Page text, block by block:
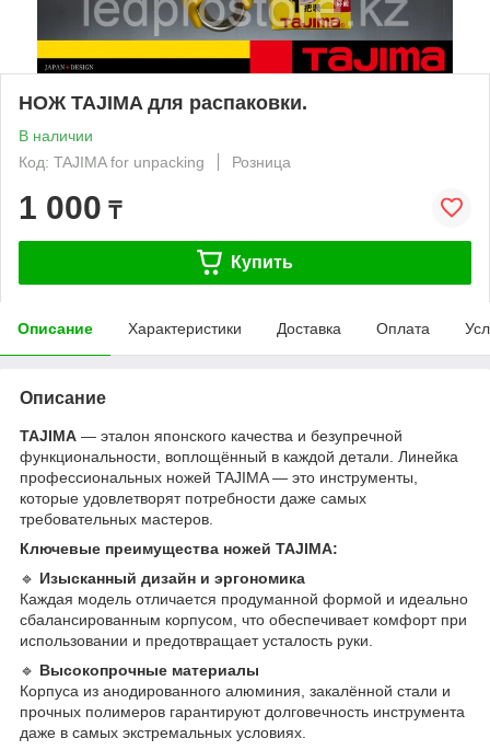
НОЖ TAJIMA для распаковки.
В наличии
Код: TAJIMA for unpacking
Розница
1 000 ₸
Купить
Описание Характеристики Доставка Оплата
Описание
TAJIMA — эталон японского качества и безупречной
функциональности, воплощённый в каждой детали. Линейка
профессиональных ножей TAJIMA — это инструменты,
которые удовлетворят потребности даже самых
требовательных мастеров.
Ключевые преимущества ножей TAJIMA:
🔹 Изысканный дизайн и эргономика
Каждая модель отличается продуманной формой и идеально
сбалансированным корпусом, что обеспечивает комфорт при
использовании и предотвращает усталость руки.
🔹 Высокопрочные материалы
Корпуса из анодированного алюминия, закалённой стали и
прочных полимеров гарантируют долговечность инструмента
даже в самых экстремальных условиях.